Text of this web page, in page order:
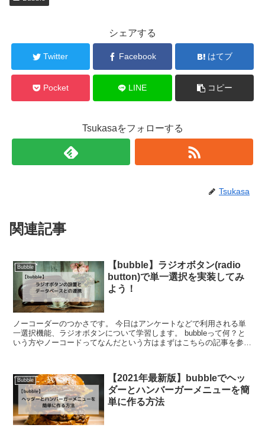
シェアする
Twitter Facebook はてブ
Pocket LINE コピー
Tsukasaをフォローする
Tsukasa
関連記事
Bubble
【bubble】ラジオボタン(radio
button)で単一選択を実装してみ
よう！
ノーコーダーのつかさです。 今日はアンケートなどで利用される単
一選択機能、ラジオボタンについて学習します。 bubbleって何？と
いう方やノーコードってなんだという方はまずはこちらの記事を参考
Bubble
【2021年最新版】bubbleでヘッ
ダーとハンバーガーメニューを簡
単に作る方法